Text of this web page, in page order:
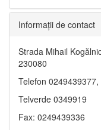
Informaţii de contact
Strada Mihail
230080
Telefon
Telverde 0349919
Fax: 0249439336